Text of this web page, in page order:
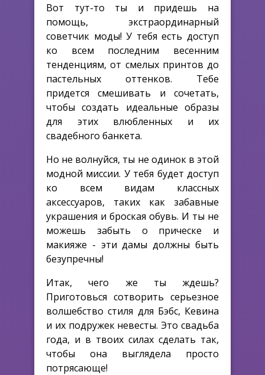
Вот тут-то ты и придешь на
помощь, экстраординарный
советчик моды! У тебя есть доступ
ко всем последним весенним
тенденциям, от смелых принтов до
пастельных оттенков. Тебе
придется смешивать и сочетать,
чтобы создать идеальные образы
для этих влюбленных и их
свадебного банкета.
Но не волнуйся, ты не одинок в этой
модной миссии. У тебя будет доступ
ко всем видам классных
аксессуаров, таких как забавные
украшения и броская обувь. И ты не
можешь забыть о прическе и
макияже - эти дамы должны быть
безупречны!
Итак, чего же ты ждешь?
Приготовься сотворить серьезное
волшебство стиля для Бэбс, Кевина
и их подружек невесты. Это свадьба
года, и в твоих силах сделать так,
чтобы она выглядела просто
потрясающе!